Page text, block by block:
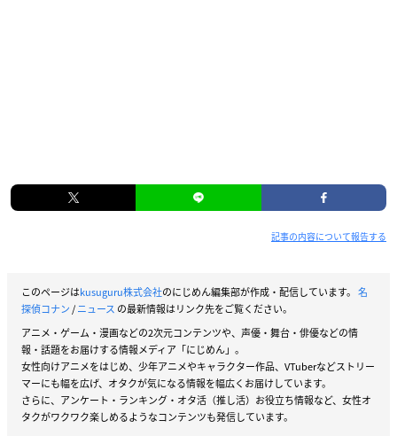
記事の内容について報告する
このページはkusuguru株式会社のにじめん編集部が作成・配信しています。 名
探偵コナン/ニュース の最新情報はリンク先をご覧ください。
アニメ・ゲーム・漫画などの2次元コンテンツや、声優・舞台・俳優などの情
報・話題をお届けする情報メディア「にじめん」。
女性向けアニメをはじめ、少年アニメやキャラクター作品、VTuberなどストリー
マーにも幅を広げ、オタクが気になる情報を幅広くお届けしています。
さらに、アンケート・ランキング・オタ活（推し活）お役立ち情報など、女性オ
タクがワクワク楽しめるようなコンテンツも発信しています。